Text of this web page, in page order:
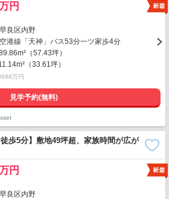
円
良区内野
港線「天神」バス53分一ツ家歩4分
（57.43坪）
（33.61坪）
万円
見学予約(無料)
徒歩5分】敷地49坪超、家族時間が広が
円
良区内野